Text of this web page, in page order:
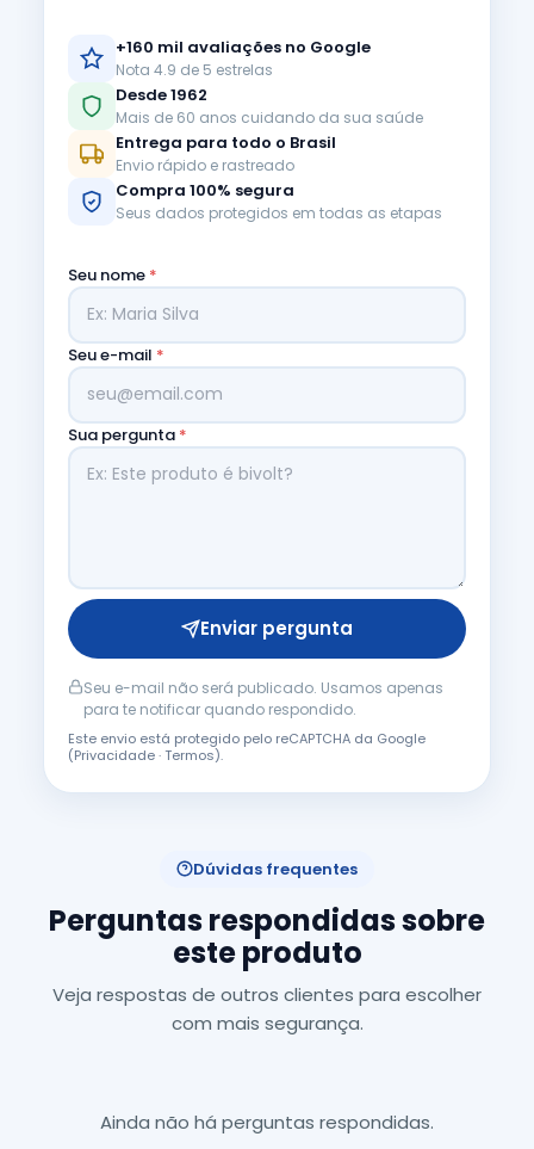
+160 mil avaliações no Google
Nota 4.9 de 5 estrelas
Desde 1962
Mais de 60 anos cuidando da sua saúde
Entrega para todo o Brasil
Envio rápido e rastreado
Compra 100% segura
Seus dados protegidos em todas as etapas
Seu nome *
Seu e-mail *
Sua pergunta *
Enviar pergunta
Seu e-mail não será publicado. Usamos apenas
para te notificar quando respondido.
Este envio está protegido pelo reCAPTCHA da Google
(Privacidade·Termos).
Dúvidas frequentes
Perguntas respondidas sobre
este produto
Veja respostas de outros clientes para escolher
com mais segurança.
Ainda não há perguntas respondidas.